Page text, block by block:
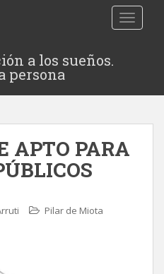
a los sueños.
persona
APTO PARA
Pilar de Miota